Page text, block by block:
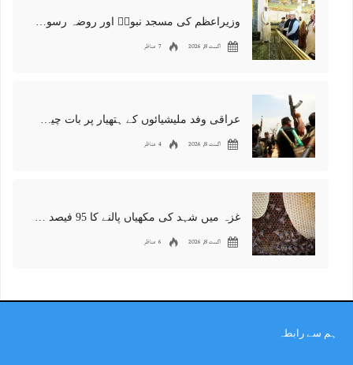
اگست 8, 2026 7 مناظر
اگست 8, 2026 4 مناظر
اگست 8, 2026 6 مناظر
ہم سے رابطہ